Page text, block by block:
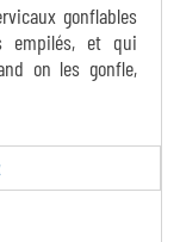
gonflables
empilés, et qui
on les gonfle,